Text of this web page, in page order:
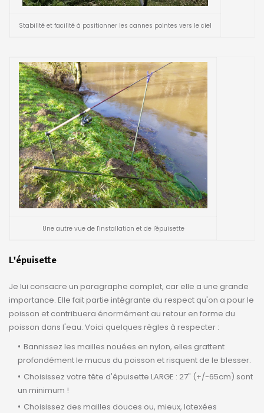
Stabilité et facilité à positionner les cannes pointes vers le ciel
Une autre vue de l'installation et de l'épuisette
L'épuisette
Je lui consacre un paragraphe complet, car elle a une grande
importance. Elle fait partie intégrante du respect qu'on a pour le
poisson et contribuera énormément au retour en forme du
poisson dans l'eau. Voici quelques règles à respecter :
Bannissez les mailles nouées en nylon, elles grattent
profondément le mucus du poisson et risquent de le blesser.
Choisissez votre tête d'épuisette LARGE : 27" (+/-65cm) sont
un minimum !
Choisissez des mailles douces ou, mieux, latexées